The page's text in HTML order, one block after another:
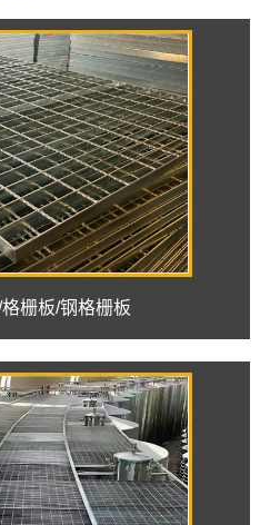
栅板/钢格栅板